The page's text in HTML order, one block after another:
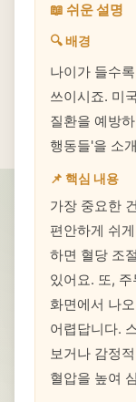
📖 쉬운 설명
🔍 배경
나이가 들수
쓰이시죠. 미
질환을 예방
행동들'을 소
📌 핵심 내용
가장 중요한
편안하게 쉬
하면 혈당 조
있어요. 또,
화면에서 나
어렵답니다.
보거나 감정
혈압을 높여